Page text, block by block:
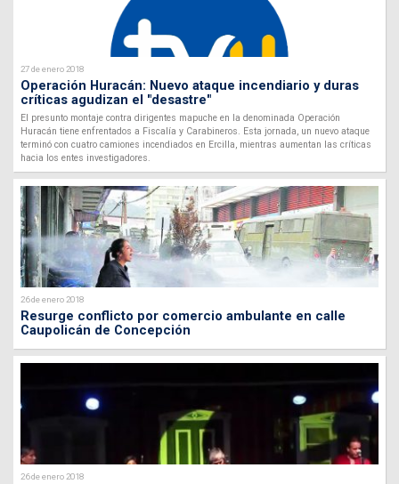
27 de enero 2018
Operación Huracán: Nuevo ataque incendiario y duras
críticas agudizan el "desastre"
El presunto montaje contra dirigentes mapuche en la denominada Operación
Huracán tiene enfrentados a Fiscalía y Carabineros. Esta jornada, un nuevo ataque
terminó con cuatro camiones incendiados en Ercilla, mientras aumentan las críticas
hacia los entes investigadores.
26 de enero 2018
Resurge conflicto por comercio ambulante en calle
Caupolicán de Concepción
26 de enero 2018